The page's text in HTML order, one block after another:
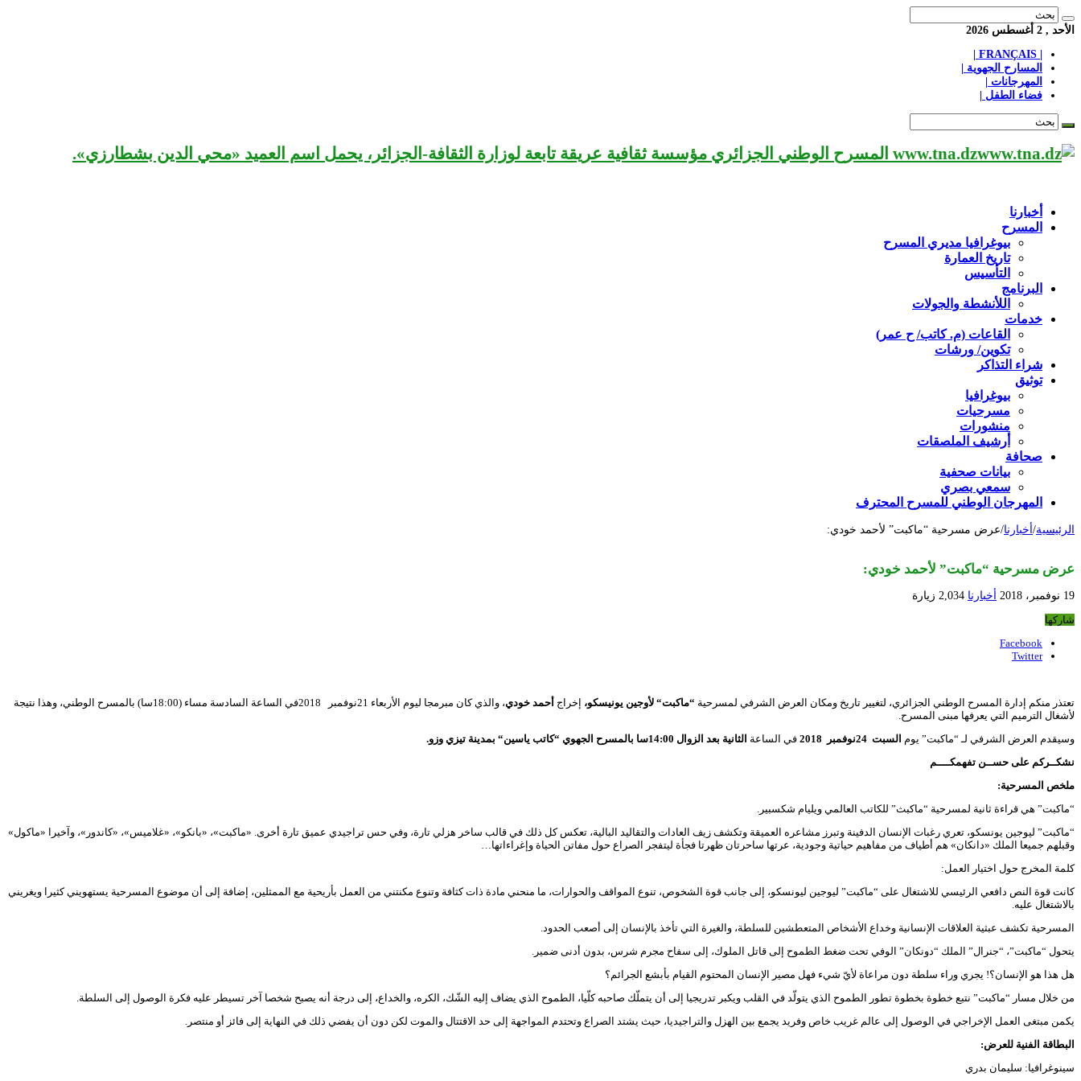
الأحد , 2 أغسطس 2026
المسارح الجهوية |
المهرجانات |
فضاء الطفل |
www.tna.dz المسرح الوطني الجزائري مؤسسة ثقافية عريقة تابعة لوزارة الثقافة-الجزائر، يحمل اسم العميد «محي الدين بشطارزي».
أخبارنا
المسرح
بيوغرافيا مديري المسرح
تاريخ العمارة
التأسيس
البرنامج
اللأنشطة والجولات
خدمات
القاعات (م. كاتب/ ح عمر)
تكوين/ ورشات
شراء التذاكر
توثيق
بيوغرافيا
مسرحيات
منشورات
أرشيف الملصقات
صحافة
بيانات صحفية
سمعي بصري
المهرجان الوطني للمسرح المحترف
الرئيسية/ أخبارنا/عرض مسرحية “ماكبت” لأحمد خودي:
عرض مسرحية “ماكبت” لأحمد خودي:
19 نوفمبر، 2018 أخبارنا 2,034 زيارة
شاركها
Facebook
Twitter
تعتذر منكم إدارة المسرح الوطني الجزائري، لتغيير تاريخ ومكان العرض الشرفي لمسرحية “ماكبت“ لأوجين يونيسكو، إخراج أحمد خودي
، والذي كان مبرمجا ليوم الأربعاء 21نوفمبر 2018في الساعة السادسة مساء (18:00سا) بالمسرح الوطني، وهذا نتيجة
لأشغال الترميم التي يعرفها مبنى المسرح.
وسيقدم العرض الشرفي لـ “ماكبت” يوم السبت 24نوفمبر 2018 في الساعة الثانية بعد الزوال 14:00سا بالمسرح الجهوي “كاتب ياسين“ بمدينة تيزي وزو.
نشكــركم على حســن تفهمكــــم
ملخص المسرحية:
“ماكبت” هي قراءة ثانية لمسرحية “ماكبث” للكاتب العالمي ويليام شكسبير.
“ماكبت” ليوجين يونسكو، تعري رغبات الإنسان الدفينة وتبرز مشاعره العميقة وتكشف زيف العادات والتقاليد البالية، تعكس كل ذلك في قالب ساخر هزلي تارة، وفي حس تراجيدي عميق تارة أخرى. «ماكبت»، «بانكو»، «غلاميس»، «كاندور»، وآخيرا «ماكول»
وقبلهم جميعا الملك «دانكان» هم أطياف من مفاهيم حياتية وجودية، عرتها ساحرتان ظهرتا فجأة ليتفجر الصراع حول مفاتن الحياة وإغراءاتها…
كلمة المخرج حول اختيار العمل:
كانت قوة النص دافعي الرئيسي للاشتغال على “ماكبت” ليوجين ليونسكو، إلى جانب قوة الشخوص، تنوع المواقف والحوارات، ما منحني مادة ذات كثافة وتنوع مكنتني من العمل بأريحية مع الممثلين، إضافة إلى أن موضوع المسرحية يستهويني كثيرا ويغريني
بالاشتغال عليه.
المسرحية تكشف عبثية العلاقات الإنسانية وخداع الأشخاص المتعطشين للسلطة، والغيرة التي تأخذ بالإنسان إلى أصعب الحدود.
يتحول “ماكبت”، “جنرال” الملك “دونكان” الوفي تحت ضغط الطموح إلى قاتل الملوك، إلى سفاح مجرم شرس، بدون أدنى ضمير.
هل هذا هو الإنسان؟! يجري وراء سلطة دون مراعاة لأيّ شيء فهل مصير الإنسان المحتوم القيام بأبشع الجرائم؟
من خلال مسار “ماكبت” نتبع خطوة بخطوة تطور الطموح الذي يتولّد في القلب ويكبر تدريجيا إلى أن يتملّك صاحبه كلّيا، الطموح الذي يضاف إليه الشّك، الكره، والخداع، إلى درجة أنه يصبح شخصا آخر تسيطر عليه فكرة الوصول إلى السلطة.
يكمن مبتغى العمل الإخراجي في الوصول إلى عالم غريب خاص وفريد يجمع بين الهزل والتراجيديا، حيث يشتد الصراع وتحتدم المواجهة إلى حد الاقتتال والموت لكن دون أن يفضي ذلك في النهاية إلى فائز أو منتصر.
البطاقة الفنية للعرض:
سينوغرافيا: سليمان بدري